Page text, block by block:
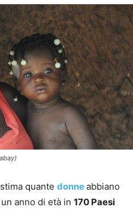
quante donneabbiano
anno di età in 170 Paesi